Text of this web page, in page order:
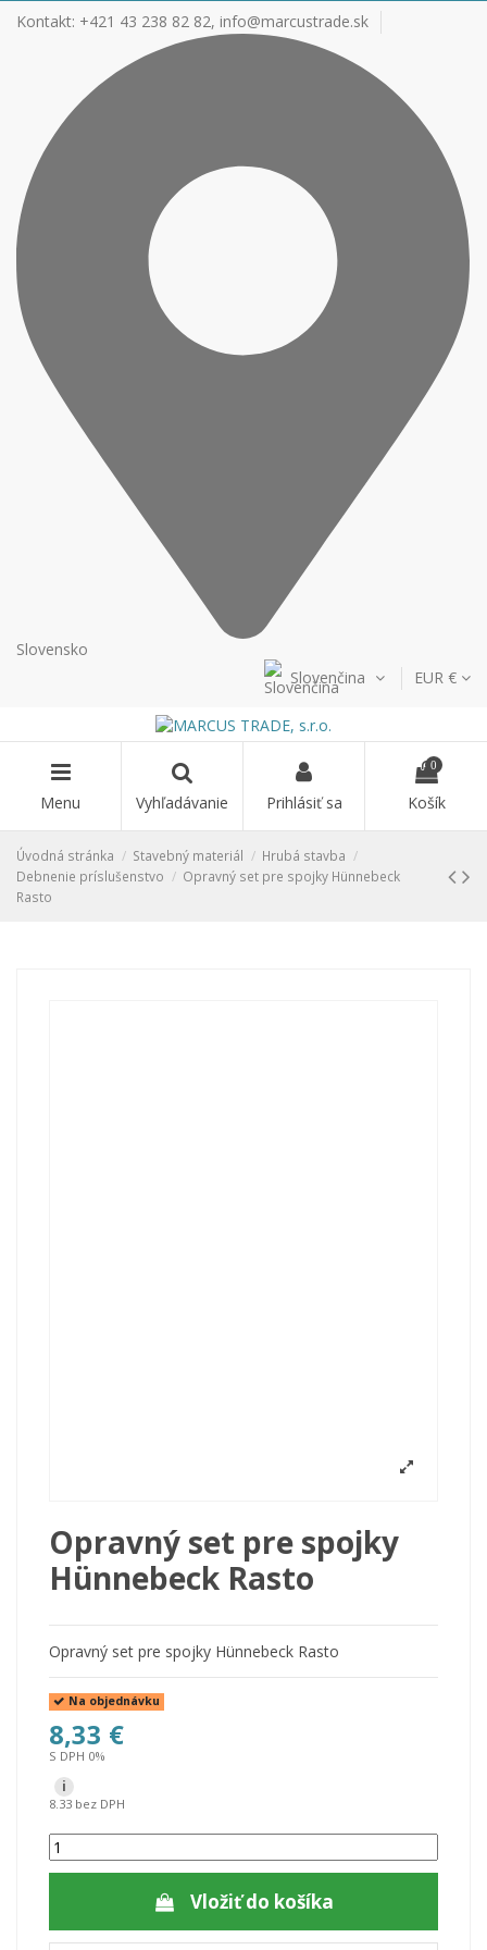
Kontakt: +421 43 238 82 82, info@marcustrade.sk
Slovensko
Slovenčina
EUR €
Menu Vyhľadávanie Prihlásiť sa
0
Košík
Úvodná stránka Stavebný materiál
Hrubá stavba
Debnenie príslušenstvo
Opravný set pre spojky Hünnebeck
Rasto
Opravný set pre spojky
Hünnebeck Rasto
Opravný set pre spojky Hünnebeck Rasto
Na objednávku
8,33 €
S DPH 0%
i
8.33 bez DPH
Vložiť do košíka